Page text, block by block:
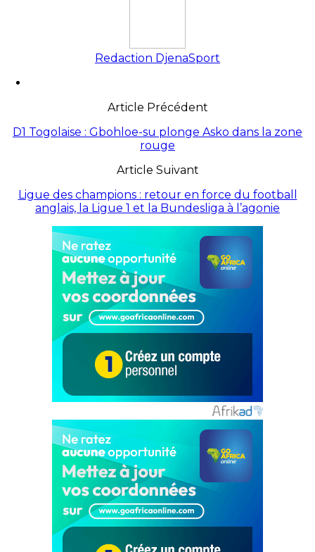
Redaction DjenaSport
Article Précédent
D1 Togolaise : Gbohloe-su plonge Asko dans la zone
rouge
Article Suivant
Ligue des champions : retour en force du football
anglais, la Ligue 1 et la Bundesliga à l’agonie